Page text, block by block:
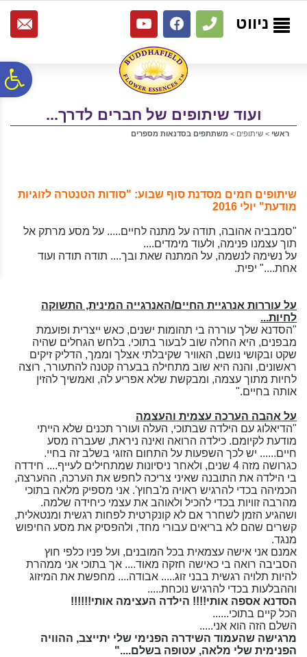
נגישות
אתר
המרכזי
ניווט
ועוד שיתופים של חברים לדרך...
ראשי > שיתופים > משתתפים בסדנאות מספרים
שיתופים חמים מסדנת סוף שבוע: "סודות הטנטרה לזוגיות
מודעת" יולי 2016
"סמבביה אהובה, תודה על מתנה לחיים..... על מסע מרתק אל
תוך עצמנו פנימה, ולעוד מימדים....
על נשימה לנשמה, על המתנה שאת ובך.... תודה תודה ועוד
אחת...." יפית.
על עוררות אנרגיית החיים/האנרגייה המינית, התשוקה
לחיות...
"הסדנא שלך עוררה בי תהומות ישנים, כאש ייצרית ופועמת
מבפנים, היא החלה שוב לבעור בתוכי. בלחש הגחלים שהיה
שקט ובקושי נושם, האוויר שקיבלתי אצלך וממך, הדליק זיקים
ראשונים, והנה היא שוב מתחילה בבערה קטנה להתעורר, רוצה
לחיות מתוך עצמה, ומבקשת שלא אפריע לה, ואמשיך להזין
אותה בחיים."
על אהבה הערכה עצמית והעצמה
"הדיאלוג עם הילדה שבתוכי, העלה ועורר תכנים שלא הייתי
מודעת לקיומם. כילדה הרואה ואינה ניראת, שעברה מסע
חיים...... יש לכך השפעות על התחום הזוגי בשלב זה בחיי.
כגרושה מזה 4 שנים, ולאחר ניסיונות שמתחילים לעייף.... חידדה
בי הילדה את התובנה שאיני צריכה לחפש את הערכה, ההערצה,
הכמיהה בכדי להרגיש ראויה מ'בחוץ'. אני מספיק מלאה בתוכי
מהרבה זוויות בכדי להכיל ולאוהב את עצמי כיחידה שלמה.
ושהגיע הזמן לשחרר אם לא קונקרטית לפחות רגשית ומנטאלית,
קשרים שהם לא בריאים עבורי מחד, ולהפסיק את מסע החיפוש
מנגד.
אמנם אני אישה עצמאית בכל המובנים, ועל פניו כלפי חוץ
הסביבה רואה בי כאישה חזקה מאוד.... אך בתוכי אני ממהרת
להיות תלויה רגשית בבני זוג..... אבודה.... מחפשת את המיזוג
וההבלעות בכדי להרגיש נוכחת.....
הסדנא אספה אותי!!!! הילדה העצימה אותי!!!!!!
הכל קיים בתוכי......
השלם הזה הוא אני.....
מרגישה שהעמוד השידרה הפנימי שלי יתייצב, ההוויה
הפנימית שלי מלאה, עטופה בשלם...."